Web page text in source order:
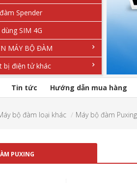
Spender
SIM 4G
MÁY BỘ ĐÀM
bị điện tử khác
Tin tức Hướng dẫn mua hàng
bộ đàm loại khác Máy bộ đàm Puxing
PUXING